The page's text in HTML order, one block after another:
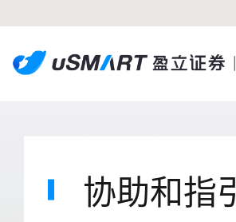
协助和指引